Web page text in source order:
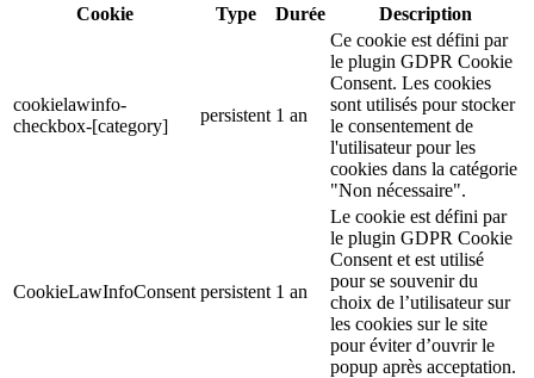
Cookie
Type Durée Description
cookielawinfo-
checkbox-[category]
persistent 1 an
Ce cookie est défini par
le plugin GDPR Cookie
Consent. Les cookies
sont utilisés pour stocker
le consentement de
l'utilisateur pour les
cookies dans la catégorie
"Non nécessaire".
CookieLawInfoConsent persistent 1 an
Le cookie est défini par
le plugin GDPR Cookie
Consent et est utilisé
pour se souvenir du
choix de l’utilisateur sur
les cookies sur le site
pour éviter d’ouvrir le
popup après acceptation.